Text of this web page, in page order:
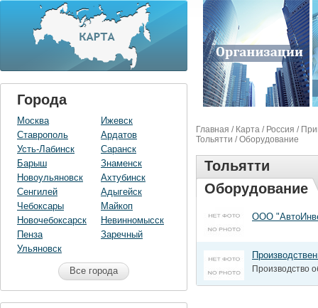
Города
Москва
Ставрополь
Усть-Лабинск
Барыш
Новоульяновск
Сенгилей
Чебоксары
Новочебоксарск
Пенза
Ульяновск
Ижевск
Ардатов
Саранск
Знаменск
Ахтубинск
Адыгейск
Майкоп
Невинномысск
Заречный
Все города
Главная / Карта / Россия /
Тольятти / Оборудование
Тольятти
Оборудование
ООО
Производство